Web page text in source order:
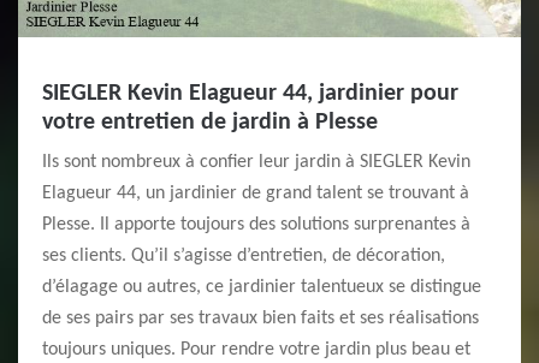
SIEGLER Kevin Elagueur 44, jardinier pour
votre entretien de jardin à Plesse
Ils sont nombreux à confier leur jardin à SIEGLER Kevin
Elagueur 44, un jardinier de grand talent se trouvant à
Plesse. Il apporte toujours des solutions surprenantes à
ses clients. Qu’il s’agisse d’entretien, de décoration,
d’élagage ou autres, ce jardinier talentueux se distingue
de ses pairs par ses travaux bien faits et ses réalisations
toujours uniques. Pour rendre votre jardin plus beau et